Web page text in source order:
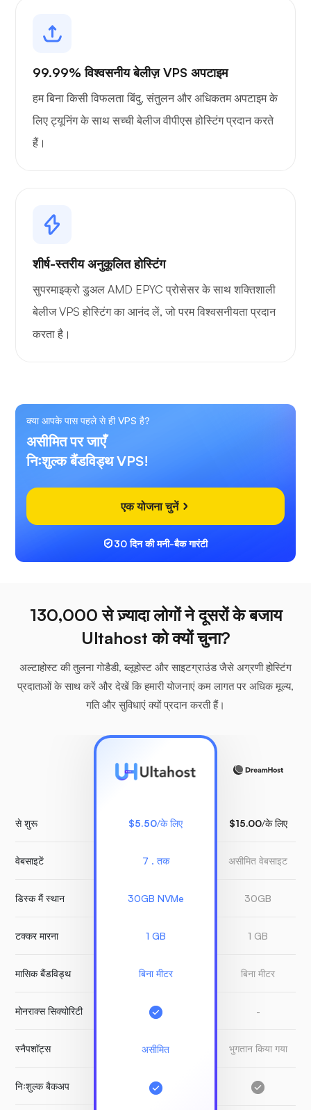
99.99% विश्वसनीय बेलीज़ VPS अपटाइम
हम बिना किसी विफलता बिंदु, संतुलन और अधिकतम अपटाइम के
लिए ट्यूनिंग के साथ सच्ची बेलीज वीपीएस होस्टिंग प्रदान करते
हैं।
शीर्ष-स्तरीय अनुकूलित होस्टिंग
सुपरमाइक्रो डुअल AMD EPYC प्रोसेसर के साथ शक्तिशाली
बेलीज VPS होस्टिंग का आनंद लें, जो परम विश्वसनीयता प्रदान
करता है।
क्या आपके पास पहले से ही VPS है?
असीमित पर जाएँ
निःशुल्क बैंडविड्थ VPS!
एक योजना चुनें
30 दिन की मनी-बैक गारंटी
130,000 से ज़्यादा लोगों ने दूसरों के बजाय
Ultahost को क्यों चुना?
अल्टाहोस्ट की तुलना गोडैडी, ब्लूहोस्ट और साइटग्राउंड जैसे अग्रणी होस्टिंग
प्रदाताओं के साथ करें और देखें कि हमारी योजनाएं कम लागत पर अधिक मूल्य,
गति और सुविधाएं क्यों प्रदान करती हैं।
से शुरू
वेबसाइटें
डिस्क मैं स्थान
टक्कर मारना
मासिक बैंडविड्थ
मोनराक्स सिक्योरिटी
स्नैपशॉट्स
निःशुल्क बैकअप
$5.50/के लिए
7 . तक
30GB NVMe
1 GB
बिना मीटर
असीमित
$15.00/के लिए
असीमित वेबसाइट
30GB
1 GB
बिना मीटर
-
भुगतान किया गया